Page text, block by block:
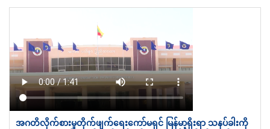
အဂတိလိုက်စားမှုတိုက်ဖျက်ရေးကော်မရှင် မြန်မာ့ရိုးရာ သနပ်ခါးကို